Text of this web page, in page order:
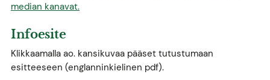
median kanavat.
Infoesite
Klikkaamalla ao. kansikuvaa pääset tutustumaan
esitteeseen (englanninkielinen pdf).